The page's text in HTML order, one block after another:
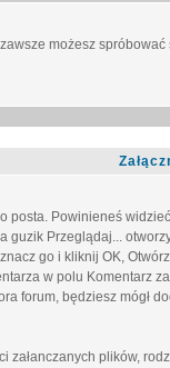
możesz
posta. Powinieneś
guzik Przeglądaj...
go i kliknij OK,
w polu Komentarz
forum, będziesz mógł
plików,